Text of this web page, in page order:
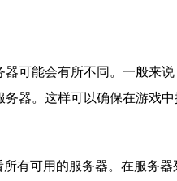
可能会有所不同。一般来
器。这样可以确保在游戏中
有可用的服务器。在服务